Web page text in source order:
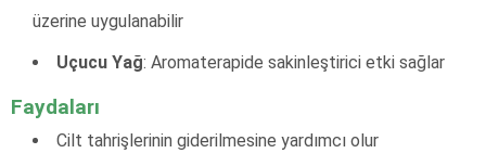
üzerine uygulanabilir
Uçucu Yağ: Aromaterapide sakinleştirici etki sağlar
Faydaları
Cilt tahrişlerinin giderilmesine yardımcı olur